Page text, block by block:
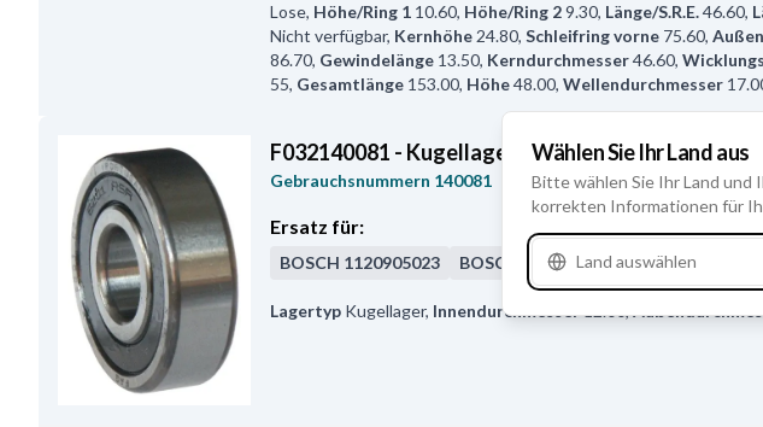
Lose, Höhe/Ring 1 10.60, Höhe/Ring 29.30, Länge/S.R.E.46.60,
Nicht verfügbar, Kernhöhe 24.80, Schleifring vorne 75.60,
86.70, Gewindelänge 13.50, Kerndurchmesser46.60,
55, Gesamtlänge 153.00, Höhe48.00, Wellendurchmesser
F032140081 - Kugellager
Gebrauchsnummern 140081
Ersatz für:
BOSCH 1120905023 BOSCH 1120905029
Lagertyp Kugellager, Innendurchmesser12.00,
Wählen Sie Ihr Land aus
Bitte wählen Sie Ihr Land und
korrekten Informationen für
Land auswählen